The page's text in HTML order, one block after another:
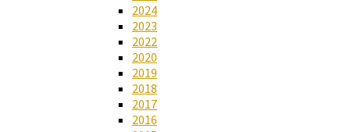
2024
2023
2022
2020
2019
2018
2017
2016